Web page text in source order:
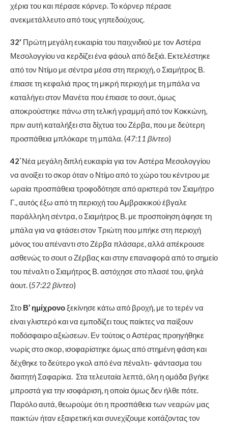
χέρια του και πέρασε κόρνερ. Το κόρνερ πέρασε
ανεκμετάλλευτο από τους γηπεδούχους.
32′ Πρώτη μεγάλη ευκαιρία του παιχνιδιού με τον Αστέρα
Μεσολογγίου να κερδίζει ένα φάουλ από δεξιά. Εκτελέστηκε
από τον Ντίμο με σέντρα μέσα στη περιοχή, ο Σιαμήτρος Β.
έπιασε τη κεφαλιά προς τη μικρή περιοχή με τη μπάλα να
καταλήγει στον Μανέτα που έπιασε το σουτ, όμως
αποκρούστηκε πάνω στη τελική γραμμή από τον Κοκκώνη,
πριν αυτή καταλήξει στα δίχτυα του Ζέρβα, που με δεύτερη
προσπάθεια μπλόκαρε τη μπάλα. (47:11 βίντεο)
42΄Νέα μεγάλη διπλή ευκαιρία για τον Αστέρα Μεσολογγίου
να ανοίξει το σκορ όταν ο Ντίμο από το χώρο του κέντρου με
ωραία προσπάθεια τροφοδότησε από αριστερά τον Σιαμήτρο
Γ., αυτός έξω από τη περιοχή του Αμβρακικού έβγαλε
παράλληλη σέντρα, ο Σιαμήτρος Β. με προσποίηση άφησε τη
μπάλα για να φτάσει στον Τριώτη που μπήκε στη περιοχή
μόνος του απέναντι στο Ζέρβα πλάσαρε, αλλά απέκρουσε
ασθενώς το σουτ ο Ζέρβας και στην επαναφορά από το σημείο
του πέναλτι ο Σιαμήτρος Β. αστόχησε στο πλασέ του, ψηλά
άουτ. (57:22 βίντεο)
Στο Β’ ημίχρονοξεκίνησε κάτω από βροχή, με το τερέν να
είναι γλιστερό και να εμποδίζει τους παίκτες να παίξουν
ποδόσφαιρο αξιώσεων. Εν τούτοις ο Αστέρας προηγήθηκε
νωρίς στο σκορ, ισοφαρίστηκε όμως από στημένη φάση και
δέχθηκε το δεύτερο γκολ από ένα πέναλτι- φάντασμα του
διαιτητή Σαφαρίκα. Στα τελευταία λεπτά, όλη η ομάδα βγήκε
μπροστά για την ισοφάριση, η οποία όμως δεν ήλθε πότε.
Παρόλο αυτά, θεωρούμε ότι η προσπάθεια των νεαρών μας
παικτών ήταν εξαιρετική και συνεχίζουμε κοιτάζοντας τον